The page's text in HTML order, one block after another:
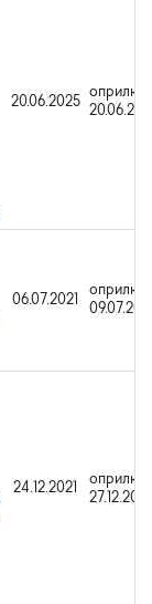
20.06.2025
06.07.2021
24.12.2021
27.12.2021